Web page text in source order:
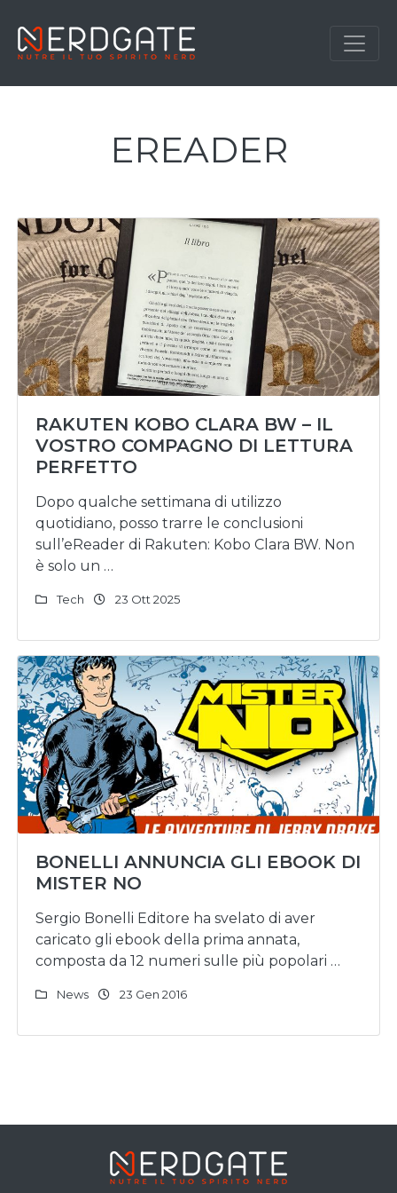
EREADER
RAKUTEN KOBO CLARA BW – IL
VOSTRO COMPAGNO DI LETTURA
PERFETTO
Dopo qualche settimana di utilizzo
quotidiano, posso trarre le conclusioni
sull’eReader di Rakuten: Kobo Clara BW. Non
è solo un …
Tech 23 Ott 2025
BONELLI ANNUNCIA GLI EBOOK DI
MISTER NO
Sergio Bonelli Editore ha svelato di aver
caricato gli ebook della prima annata,
composta da 12 numeri sulle più popolari …
News 23 Gen 2016